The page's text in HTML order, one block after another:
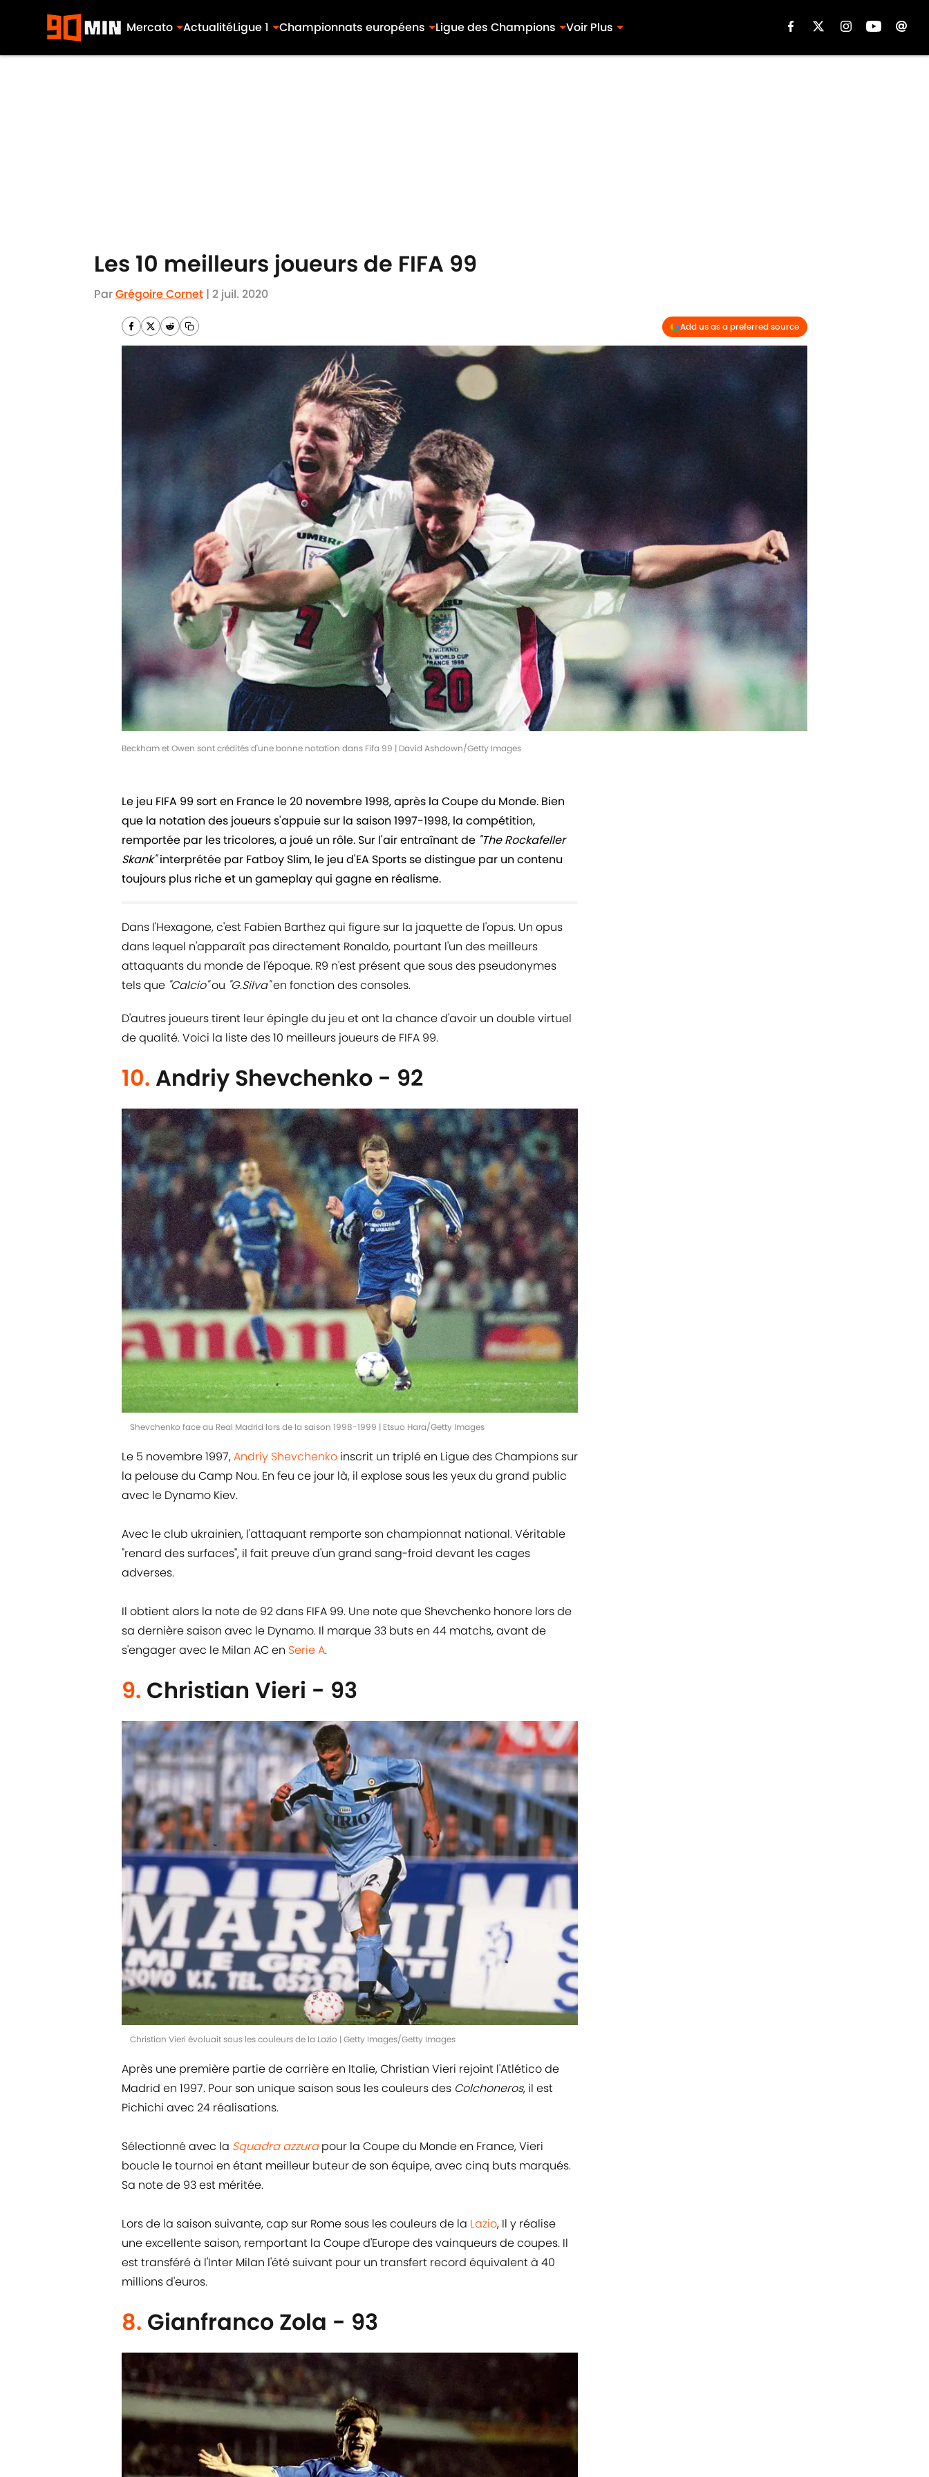
Mercato ActualitéLigue 1 Championnats européens Ligue des Champions Voir Plus
Les 10 meilleurs joueurs de FIFA 99
ParGrégoire Cornet | 2 juil. 2020
Add us as a preferred source
Beckham et Owen sont crédités d'une bonne notation dans Fifa 99 | David Ashdown/Getty Images
Le jeu FIFA 99 sort en France le 20 novembre 1998, après la Coupe du Monde. Bien
que la notation des joueurs s'appuie sur la saison 1997-1998, la compétition,
remportée par les tricolores, a joué un rôle. Sur l'air entraînant de "The Rockafeller
Skank"interprétée par Fatboy Slim, le jeu d'EA Sports se distingue par un contenu
toujours plus riche et un gameplay qui gagne en réalisme.
Dans l'Hexagone, c'est Fabien Barthez qui figure sur la jaquette de l'opus. Un opus
dans lequel n'apparaît pas directement Ronaldo, pourtant l'un des meilleurs
attaquants du monde de l'époque. R9 n'est présent que sous des pseudonymes
tels que "Calcio"ou "G.Silva"en fonction des consoles.
D'autres joueurs tirent leur épingle du jeu et ont la chance d'avoir un double virtuel
de qualité. Voici la liste des 10 meilleurs joueurs de FIFA 99.
10. Andriy Shevchenko - 92
Shevchenko face au Real Madrid lors de la saison 1998-1999 | Etsuo Hara/Getty Images
Le 5 novembre 1997,Andriy Shevchenko inscrit un triplé en Ligue des Champions sur
la pelouse du Camp Nou. En feu ce jour là, il explose sous les yeux du grand public
avec le Dynamo Kiev.
Avec le club ukrainien, l'attaquant remporte son championnat national. Véritable
"renard des surfaces", il fait preuve d'un grand sang-froid devant les cages
adverses.
Il obtient alors la note de 92 dans FIFA 99. Une note que Shevchenko honore lors de
sa dernière saison avec le Dynamo. Il marque 33 buts en 44 matchs, avant de
s'engager avec le Milan AC en Serie A.
9. Christian Vieri - 93
Christian Vieri évoluait sous les couleurs de la Lazio | Getty Images/Getty Images
Après une première partie de carrière en Italie, Christian Vieri rejoint l'Atlético de
Madrid en 1997. Pour son unique saison sous les couleurs des Colchoneros, il est
Pichichi avec 24 réalisations.
Sélectionné avec la Squadra azzurapour la Coupe du Monde en France, Vieri
boucle le tournoi en étant meilleur buteur de son équipe, avec cinq buts marqués.
Sa note de 93 est méritée.
Lors de la saison suivante, cap sur Rome sous les couleurs de la Lazio, Il y réalise
une excellente saison, remportant la Coupe d'Europe des vainqueurs de coupes. Il
est transféré à l'Inter Milan l'été suivant pour un transfert record équivalent à 40
millions d'euros.
8. Gianfranco Zola - 93